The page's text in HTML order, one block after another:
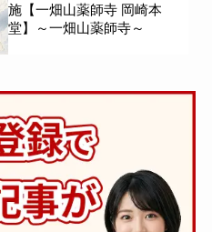
施【一畑山薬師寺 岡崎本
堂】～一畑山薬師寺～